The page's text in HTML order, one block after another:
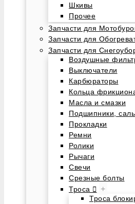
Шкивы
Прочее
Запчасти для
Запчасти для
Запчасти для
Воздушные
Выключатели
Карбюраторы
Кольца
Масла и смазки
Подшипники,
Прокладки
Ремни
Ролики
Рычаги
Свечи
Срезные болты
Троса
+
Троса